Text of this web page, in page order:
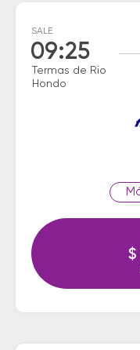
SALE
09:25
Termas de Rio
Hondo
$